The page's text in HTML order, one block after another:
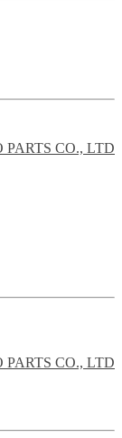
CO., LTD
CO., LTD